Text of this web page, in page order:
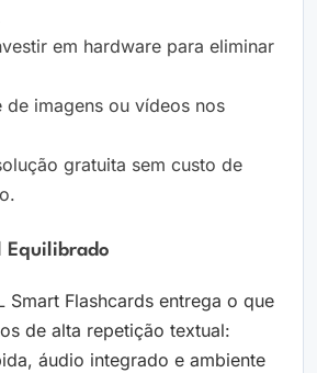
em hardware para eliminar
de imagens ou vídeos nos
gratuita sem custo de
Equilibrado
Smart Flashcards entrega o que
de alta repetição textual:
áudio integrado e ambiente